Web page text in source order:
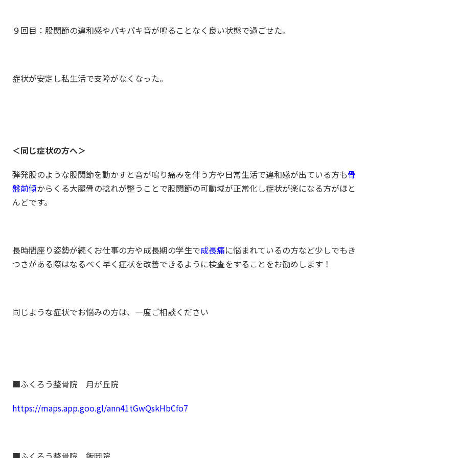
９回目：股関節の違和感やパキパキ音が鳴ることなく良い状態で過ごせた。
症状が安定し私生活で支障がなくなった。
＜同じ症状の方へ＞
弾発股のような股関節を動かすと音が鳴り痛みを伴う方や日常生活で違和感が出ている方も骨
盤前傾からくる大腿骨の捻れが整うことで股関節の可動域が正常化し症状が楽になる方がほと
んどです。
長時間座り姿勢が続くお仕事の方や成長期の学生で成長痛に悩まれているの方など少しでもき
つさがある際はなるべく早く症状を改善できるように検査をすることをお勧めします！
同じような症状でお悩みの方は、一度ご相談ください
■ふくろう整骨院 月が丘院
https://maps.app.goo.gl/ann41tGwQskHbCfo7